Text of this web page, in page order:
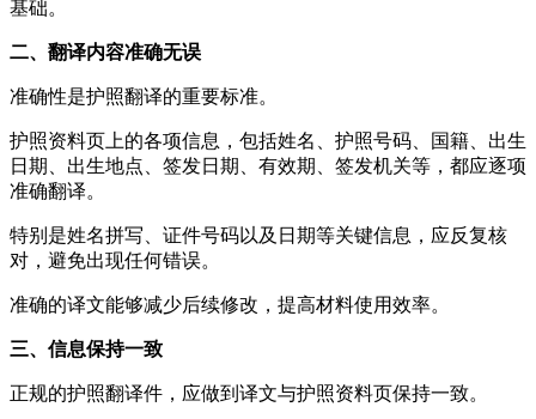
基础。
二、翻译内容准确无误
准确性是护照翻译的重要标准。
护照资料页上的各项信息，包括姓名、护照号码、国籍、出生
日期、出生地点、签发日期、有效期、签发机关等，都应逐项
准确翻译。
特别是姓名拼写、证件号码以及日期等关键信息，应反复核
对，避免出现任何错误。
准确的译文能够减少后续修改，提高材料使用效率。
三、信息保持一致
正规的护照翻译件，应做到译文与护照资料页保持一致。